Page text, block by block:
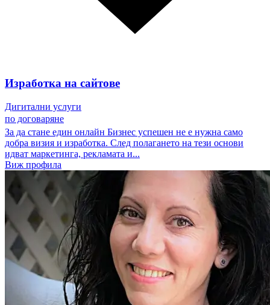
Изработка на сайтове
Дигитални услуги
по договаряне
За да стане един онлайн Бизнес успешен не е нужна само
добра визия и изработка. След полагането на тези основи
идват маркетинга, рекламата и...
Виж профила